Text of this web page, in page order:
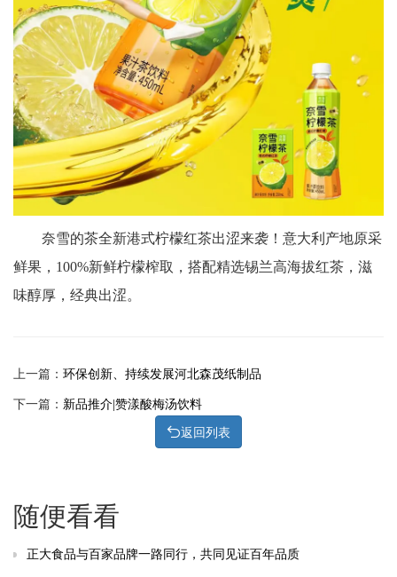
奈雪的茶全新港式柠檬红茶出涩来袭！意大利产地原采
鲜果，100%新鲜柠檬榨取，搭配精选锡兰高海拔红茶，滋
味醇厚，经典出涩。
上一篇： 环保创新、持续发展河北森茂纸制品
下一篇： 新品推介|赞漾酸梅汤饮料
返回列表
随便看看
正大食品与百家品牌一路同行，共同见证百年品质